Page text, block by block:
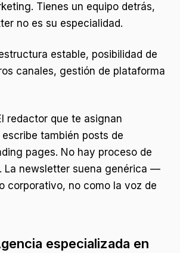
Tienes un equipo detrás,
no es su especialidad.
estable, posibilidad de
canales, gestión de plataforma
redactor que te asignan
también posts de
pages. No hay proceso de
La newsletter suena genérica —
corporativo, no como la voz de
especializada en